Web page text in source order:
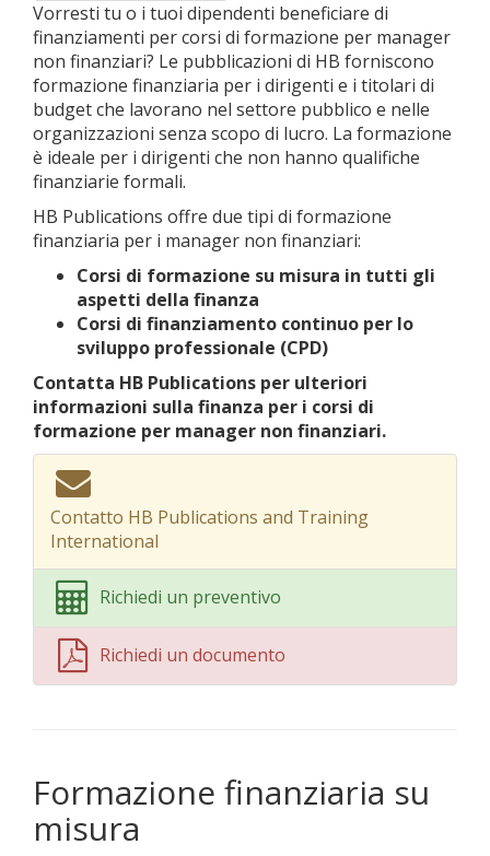
Vorresti tu o i tuoi dipendenti beneficiare di
finanziamenti per corsi di formazione per manager
non finanziari? Le pubblicazioni di HB forniscono
formazione finanziaria per i dirigenti e i titolari di
budget che lavorano nel settore pubblico e nelle
organizzazioni senza scopo di lucro. La formazione
è ideale per i dirigenti che non hanno qualifiche
finanziarie formali.
HB Publications offre due tipi di formazione
finanziaria per i manager non finanziari:
Corsi di formazione su misura in tutti gli
aspetti della finanza
Corsi di finanziamento continuo per lo
sviluppo professionale (CPD)
Contatta HB Publications per ulteriori
informazioni sulla finanza per i corsi di
formazione per manager non finanziari.
Contatto HB Publications and Training
International
Richiedi un preventivo
Richiedi un documento
Formazione finanziaria su
misura